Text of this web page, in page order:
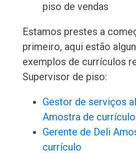
piso de vendas
Estamos prestes a
primeiro, aqui estão
exemplos de currículos
Supervisor de piso:
Gestor de serviços
Amostra de currículo
Gerente de Deli
currículo